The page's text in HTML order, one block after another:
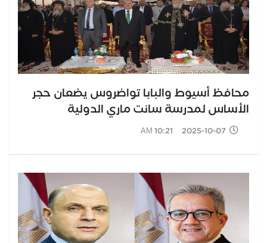
محافظ أسيوط والبابا تواضروس يضعان حجر
الأساس لمدرسة سانت ماري الدولية
2025-10-07 10:21 AM